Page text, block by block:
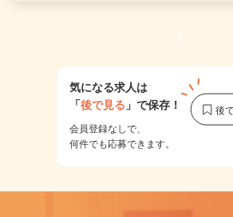
1
気になる求人は
「後で見る 」で保存！
会員登録なしで、
何件でも応募できます。